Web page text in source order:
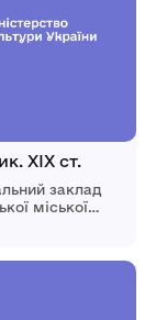
ХІХ ст.
заклад
міської
Попова"